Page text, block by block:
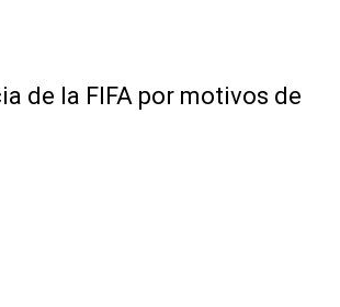
de la FIFA por motivos de